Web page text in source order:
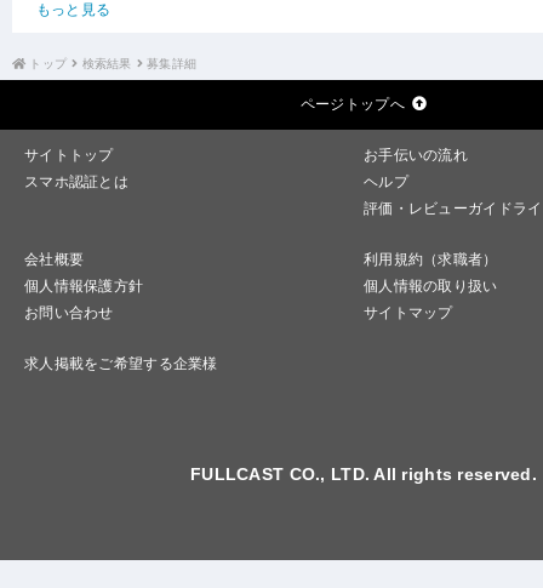
もっと見る
トップ 検索結果 募集詳細
ページトップへ
サイトトップ
お手伝いの流れ
スマホ認証とは
ヘルプ
評価・レビューガイドラ
会社概要
利用規約（求職者）
個人情報保護方針
個人情報の取り扱い
お問い合わせ
サイトマップ
求人掲載をご希望する企業様
FULLCAST CO., LTD. All rights reserved.